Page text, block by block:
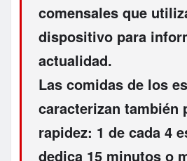
comensales que
dispositivo para
actualidad.
Las comidas de los
caracterizan también
rapidez: 1 de cada 4
dedica 15 minutos o